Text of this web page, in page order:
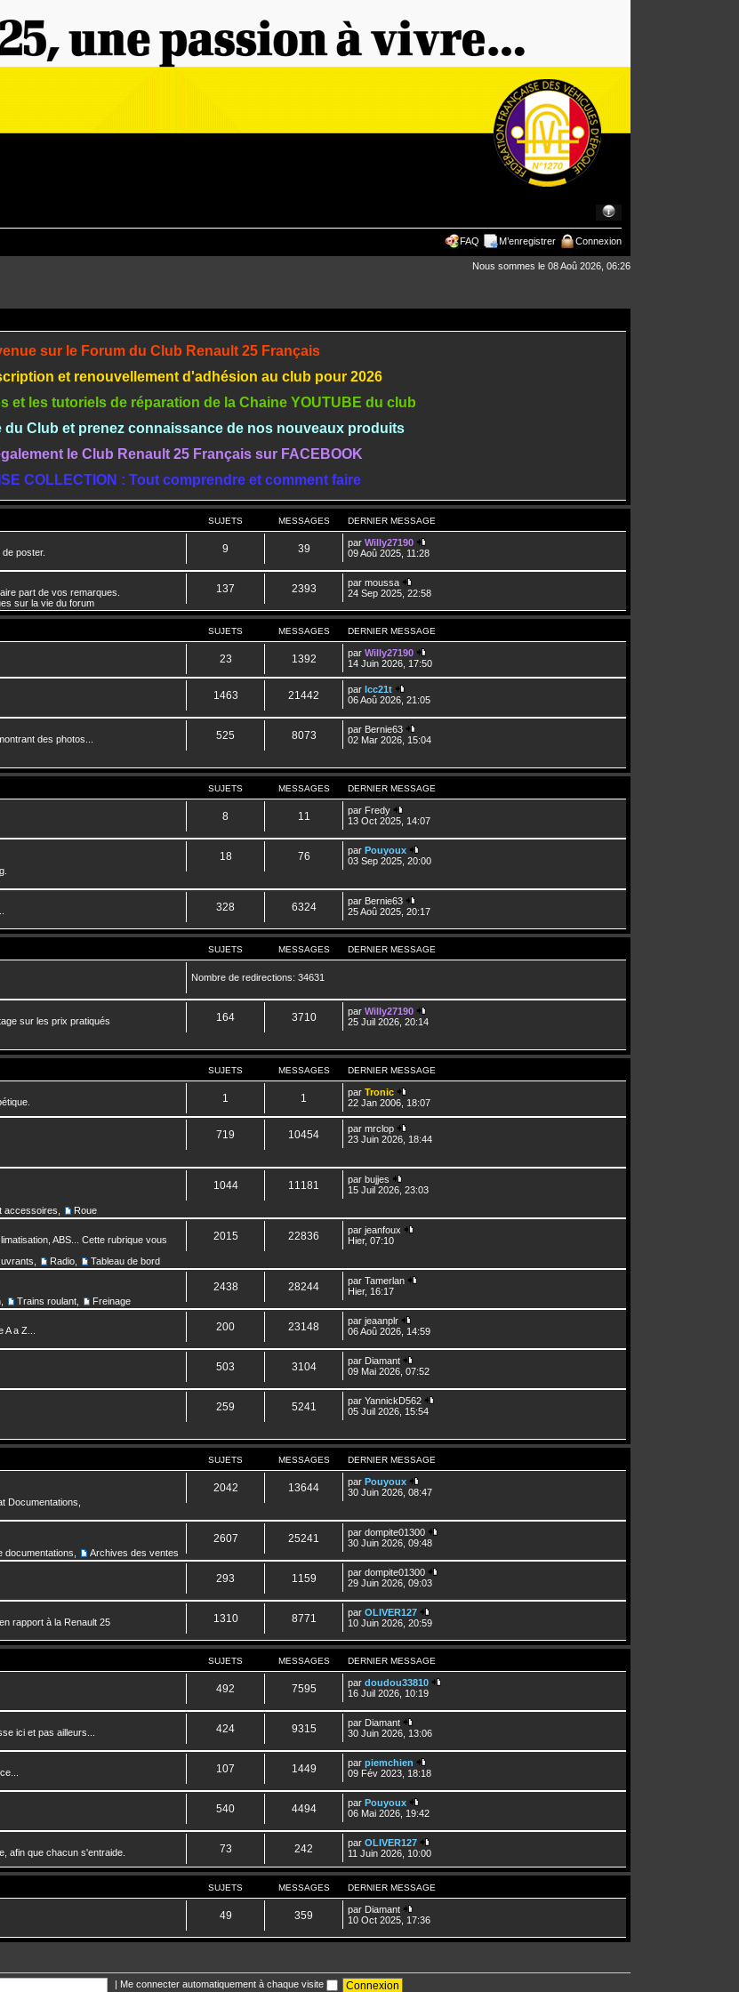
FAQ M’enregistrer Connexion
Nous sommes le 08 Aoû 2026, 06:26
sur le Forum du Club Renault 25 Français
et renouvellement d'adhésion au club pour 2026
et les tutoriels de réparation de la Chaine YOUTUBE du club
du Club et prenez connaissance de nos nouveaux produits
le Club Renault 25 Français sur FACEBOOK
COLLECTION : Tout comprendre et comment faire
SUJETS MESSAGES DERNIER MESSAGE
poster.
9 39 parWilly27190
09 Aoû 2025, 11:28
part de vos remarques.
sur la vie du forum
137 2393 parmoussa
24 Sep 2025, 22:58
SUJETS MESSAGES DERNIER MESSAGE
23 1392 parWilly27190
14 Juin 2026, 17:50
1463 21442 parlcc21t
06 Aoû 2026, 21:05
des photos...
525 8073 par Bernie63
02 Mar 2026, 15:04
SUJETS MESSAGES DERNIER MESSAGE
8 11 par Fredy
13 Oct 2025, 14:07
18 76 parPouyoux
03 Sep 2025, 20:00
328 6324 par Bernie63
25 Aoû 2025, 20:17
SUJETS MESSAGES DERNIER MESSAGE
Nombre de redirections: 34631
sur les prix pratiqués
164 3710 parWilly27190
25 Juil 2026, 20:14
SUJETS MESSAGES DERNIER MESSAGE
1 1 parTronic
22 Jan 2006, 18:07
719 10454 parmrclop
23 Juin 2026, 18:44
accessoires Roue
1044 11181 parbujjes
15 Juil 2026, 23:03
ABS... Cette rubrique vous
Radio Tableau de bord
2015 22836 parjeanfoux
Hier, 07:10
Trains roulant Freinage
2438 28244 parTamerlan
Hier, 16:17
a Z...
200 23148 parjeaanplr
06 Aoû 2026, 14:59
503 3104 par Diamant
09 Mai 2026, 07:52
259 5241 parYannickD562
05 Juil 2026, 15:54
SUJETS MESSAGES DERNIER MESSAGE
Documentations
2042 13644 parPouyoux
30 Juin 2026, 08:47
documentations Archives des ventes
2607 25241 pardompite01300
30 Juin 2026, 09:48
293 1159 pardompite01300
29 Juin 2026, 09:03
rapport à la Renault 25
1310 8771 parOLIVER127
10 Juin 2026, 20:59
SUJETS MESSAGES DERNIER MESSAGE
492 7595 pardoudou33810
16 Juil 2026, 10:19
ici et pas ailleurs...
424 9315 par Diamant
30 Juin 2026, 13:06
107 1449 parpiemchien
09 Fév 2023, 18:18
540 4494 parPouyoux
06 Mai 2026, 19:42
afin que chacun s'entraide. 73 242 parOLIVER127
11 Juin 2026, 10:00
SUJETS MESSAGES DERNIER MESSAGE
49 359 par Diamant
10 Oct 2025, 17:36
Me connecter automatiquement à chaque visite